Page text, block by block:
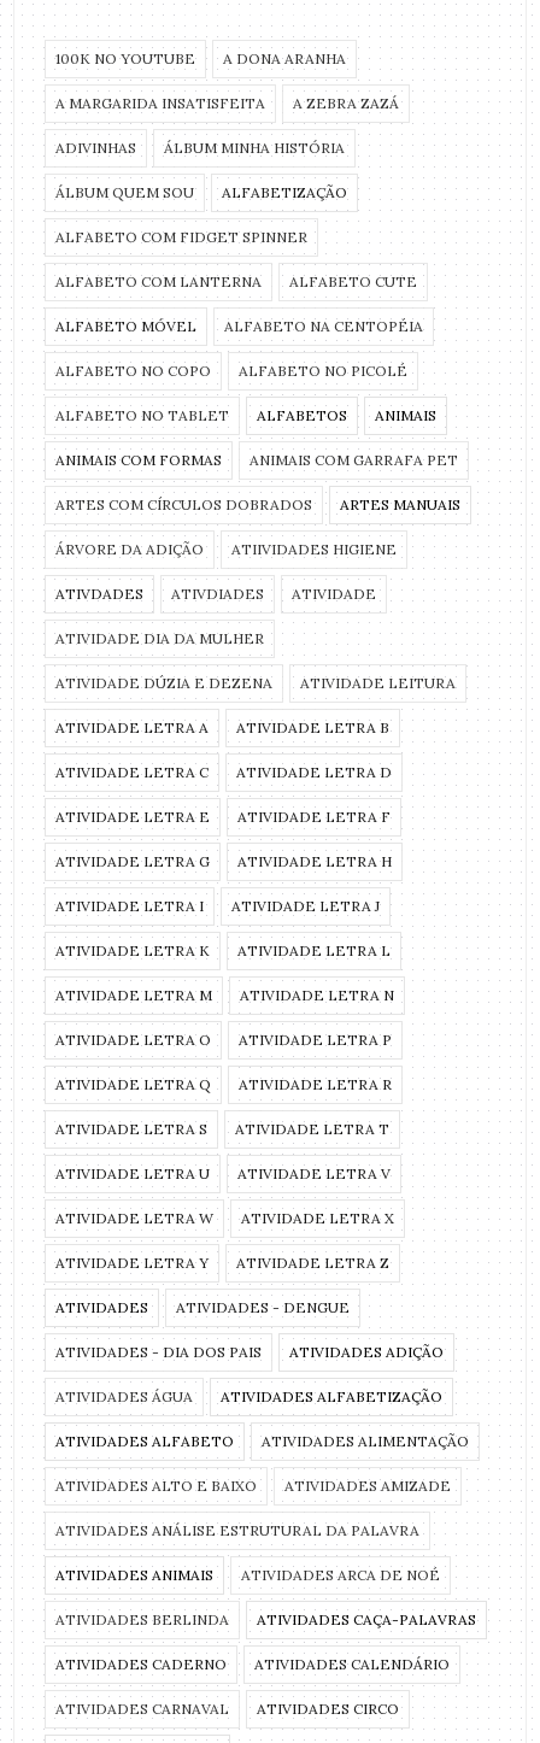
100K NO YOUTUBE A DONA ARANHA
A MARGARIDA INSATISFEITA A ZEBRA ZAZÁ
ADIVINHAS ÁLBUM MINHA HISTÓRIA
ÁLBUM QUEM SOU ALFABETIZAÇÃO
ALFABETO COM FIDGET SPINNER
ALFABETO COM LANTERNA ALFABETO CUTE
ALFABETO MÓVEL ALFABETO NA CENTOPÉIA
ALFABETO NO COPO ALFABETO NO PICOLÉ
ALFABETO NO TABLET ALFABETOS ANIMAIS
ANIMAIS COM FORMAS ANIMAIS COM GARRAFA PET
ARTES COM CÍRCULOS DOBRADOS ARTES MANUAIS
ÁRVORE DA ADIÇÃO ATIIVIDADES HIGIENE
ATIVDADES ATIVDIADES ATIVIDADE
ATIVIDADE DIA DA MULHER
ATIVIDADE DÚZIA E DEZENA ATIVIDADE LEITURA
ATIVIDADE LETRA A ATIVIDADE LETRA B
ATIVIDADE LETRA C ATIVIDADE LETRA D
ATIVIDADE LETRA E ATIVIDADE LETRA F
ATIVIDADE LETRA G ATIVIDADE LETRA H
ATIVIDADE LETRA I ATIVIDADE LETRA J
ATIVIDADE LETRA K ATIVIDADE LETRA L
ATIVIDADE LETRA M ATIVIDADE LETRA N
ATIVIDADE LETRA O ATIVIDADE LETRA P
ATIVIDADE LETRA Q ATIVIDADE LETRA R
ATIVIDADE LETRA S ATIVIDADE LETRA T
ATIVIDADE LETRA U ATIVIDADE LETRA V
ATIVIDADE LETRA W ATIVIDADE LETRA X
ATIVIDADE LETRA Y ATIVIDADE LETRA Z
ATIVIDADES ATIVIDADES - DENGUE
ATIVIDADES - DIA DOS PAIS ATIVIDADES ADIÇÃO
ATIVIDADES ÁGUA ATIVIDADES ALFABETIZAÇÃO
ATIVIDADES ALFABETO ATIVIDADES ALIMENTAÇÃO
ATIVIDADES ALTO E BAIXO ATIVIDADES AMIZADE
ATIVIDADES ANÁLISE ESTRUTURAL DA PALAVRA
ATIVIDADES ANIMAIS ATIVIDADES ARCA DE NOÉ
ATIVIDADES BERLINDA ATIVIDADES CAÇA-PALAVRAS
ATIVIDADES CADERNO ATIVIDADES CALENDÁRIO
ATIVIDADES CARNAVAL ATIVIDADES CIRCO